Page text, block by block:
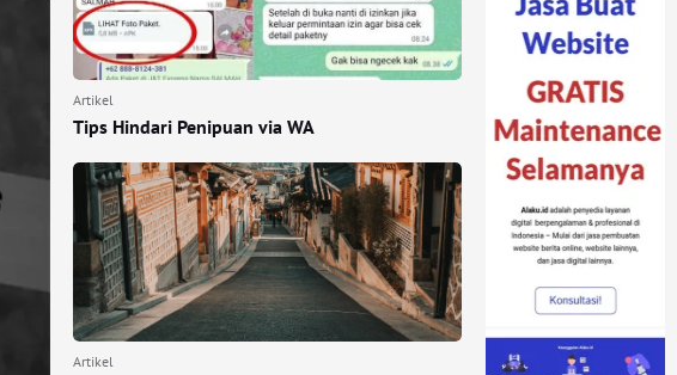
Artikel
Tips Hindari Penipuan via WA
Artikel